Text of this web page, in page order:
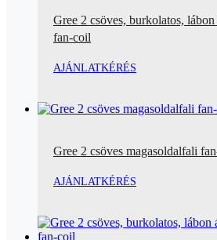
Gree 2 csöves, burkolatos,
fan-coil
AJÁNLATKÉRÉS
Gree 2 csöves magasoldalfali
AJÁNLATKÉRÉS